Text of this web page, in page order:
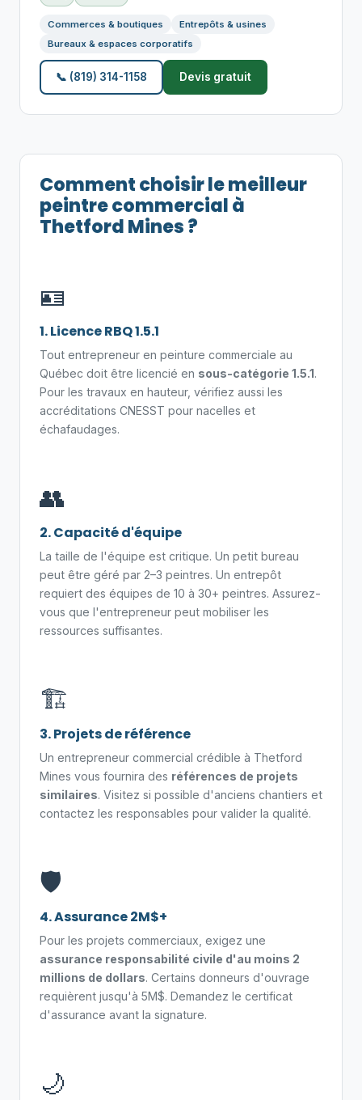
Commerces & boutiques
Entrepôts & usines
Bureaux & espaces corporatifs
📞 (819) 314-1158 Devis gratuit
Comment choisir le meilleur
peintre commercial à
Thetford Mines ?
🪪
1. Licence RBQ 1.5.1
Tout entrepreneur en peinture commerciale au
Québec doit être licencié en sous-catégorie 1.5.1.
Pour les travaux en hauteur, vérifiez aussi les
accréditations CNESST pour nacelles et
échafaudages.
👥
2. Capacité d'équipe
La taille de l'équipe est critique. Un petit bureau
peut être géré par 2–3 peintres. Un entrepôt
requiert des équipes de 10 à 30+ peintres. Assurez-
vous que l'entrepreneur peut mobiliser les
ressources suffisantes.
🏗️
3. Projets de référence
Un entrepreneur commercial crédible à Thetford
Mines vous fournira des références de projets
similaires. Visitez si possible d'anciens chantiers et
contactez les responsables pour valider la qualité.
🛡️
4. Assurance 2M$+
Pour les projets commerciaux, exigez une
assurance responsabilité civile d'au moins 2
millions de dollars. Certains donneurs d'ouvrage
requièrent jusqu'à 5M$. Demandez le certificat
d'assurance avant la signature.
🌙